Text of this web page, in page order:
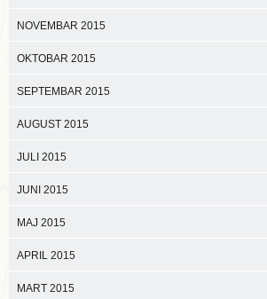
NOVEMBAR 2015
OKTOBAR 2015
SEPTEMBAR 2015
AUGUST 2015
JULI 2015
JUNI 2015
MAJ 2015
APRIL 2015
MART 2015